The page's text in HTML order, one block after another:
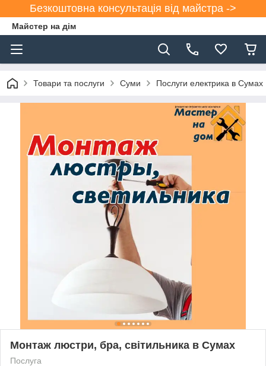
Безкоштовна консультація від майстра ->
Майстер на дім
Товари та послуги Суми Послуги електрика в Сумах
Монтаж люстри, бра, світильника в Сумах
Послуга